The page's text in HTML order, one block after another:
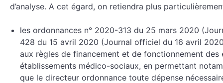
d’analyse. A cet égard, on retiendra plus
les ordonnances n° 2020-313 du 25 mars 2020
428 du 15 avril 2020 (Journal officiel du 16 avril
aux règles de financement et de fonctionnement des
établissements médico-sociaux, en permettant
que le directeur ordonnance toute dépense